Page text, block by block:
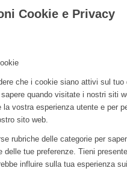
Cookie e Privacy
che i cookie siano attivi sul
quando visitate i nostri siti
la vostra esperienza utente e per
sito web.
rubriche delle categorie per
delle tue preferenze. Tieni
influire sulla tua esperienza